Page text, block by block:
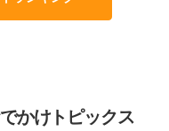
かけトピックス